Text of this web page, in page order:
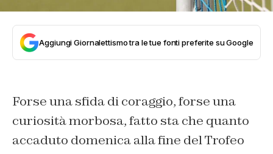
Aggiungi Giornalettismo tra le tue fonti preferite su Google
Forse una sfida di coraggio, forse una
curiosità morbosa, fatto sta che quanto
accaduto domenica alla fine del Trofeo